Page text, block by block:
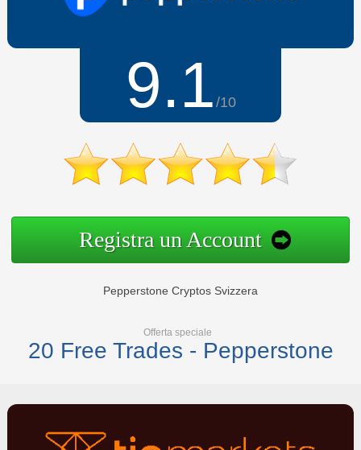
9.1 /10
Registra un Account
Pepperstone Cryptos Svizzera
Offerta speciale
20 Free Trades - Pepperstone